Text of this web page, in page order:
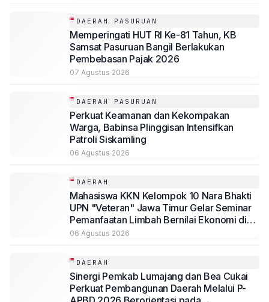
DAERAH PASURUAN
Memperingati HUT RI Ke-81 Tahun, KB
Samsat Pasuruan Bangil Berlakukan
Pembebasan Pajak 2026
07 Agustus 2026
DAERAH PASURUAN
Perkuat Keamanan dan Kekompakan
Warga, Babinsa Plinggisan Intensifkan
Patroli Siskamling
06 Agustus 2026
DAERAH
Mahasiswa KKN Kelompok 10 Nara Bhakti
UPN "Veteran" Jawa Timur Gelar Seminar
Pemanfaatan Limbah Bernilai Ekonomi di
Desa Mojoduwur
06 Agustus 2026
DAERAH
Sinergi Pemkab Lumajang dan Bea Cukai
Perkuat Pembangunan Daerah Melalui P-